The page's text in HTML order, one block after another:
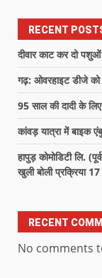
RECENT
दीवार काट कर दो पशुओं
गढ़: ओवरहाइट डीजे
95 साल की दादी के
कांवड़ यात्रा में बाइक
हापुड़ कोमोडिटी लि.
खुली बोली प्रक्रिया
RECENT
No comments